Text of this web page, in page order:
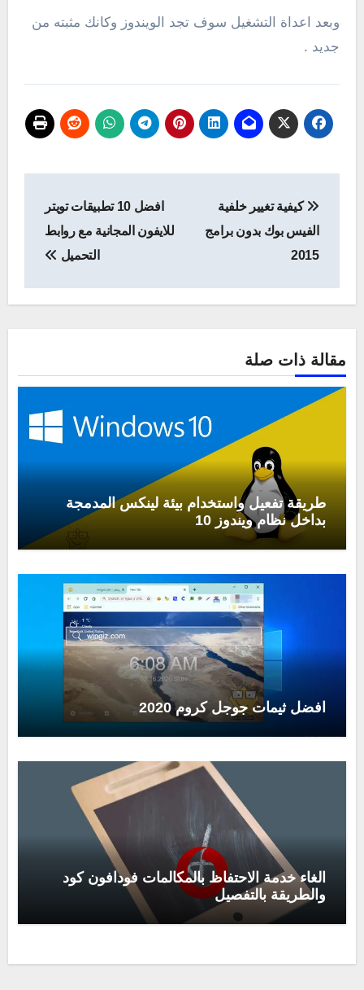
وبعد اعداة التشغيل سوف تجد الويندوز وكانك مثبته من
جديد .
المقالات
كيفية تغيير خلفية
الفيس بوك بدون برامج
2015
افضل 10 تطبيقات تويتر
للايفون المجانية مع روابط
التحميل
مقالة ذات صلة
طريقة تفعيل واستخدام بيئة لينكس المدمجة
بداخل نظام ويندوز 10
افضل ثيمات جوجل كروم 2020
الغاء خدمة الاحتفاظ بالمكالمات فودافون كود
والطريقة بالتفصيل